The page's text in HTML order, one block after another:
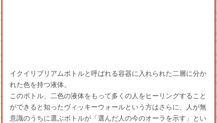
イクイリブリアムボトルと呼ばれる容器に入れられた二層に分か
れた色を持つ液体。
このボトル、二色の液体をもって多くの人をヒーリングすること
ができると知ったヴィッキーウォールという方はさらに、人が無
意識のうちに選ぶボトルが「選んだ人の今のオーラを示す」とい